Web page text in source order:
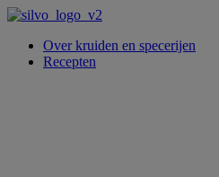
Over kruiden en specerijen
Recepten